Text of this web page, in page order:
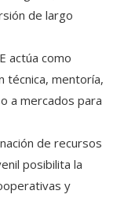
de largo
actúa como
técnica, mentoría,
a mercados para
de recursos
posibilita la
y